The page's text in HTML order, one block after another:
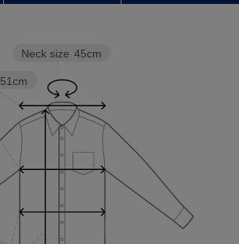
Neck size 45cm
51cm